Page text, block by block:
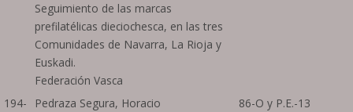
Seguimiento de las marcas
prefilatélicas dieciochesca, en las tres
Comunidades de Navarra, La Rioja y
Euskadi.
Federación Vasca
194-
Pedraza Segura, Horacio
86-O y P.E.-13